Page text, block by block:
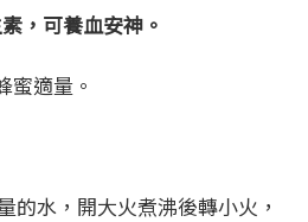
，可養血安神。
蜜適量。
的水，開大火煮沸後轉小火，